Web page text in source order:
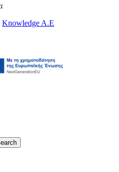
Knowledge A.E